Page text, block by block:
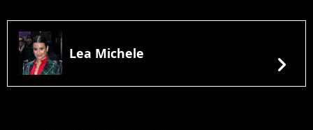
Lea Michele chevron_right